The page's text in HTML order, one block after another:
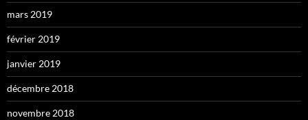
mars 2019
février 2019
janvier 2019
décembre 2018
novembre 2018